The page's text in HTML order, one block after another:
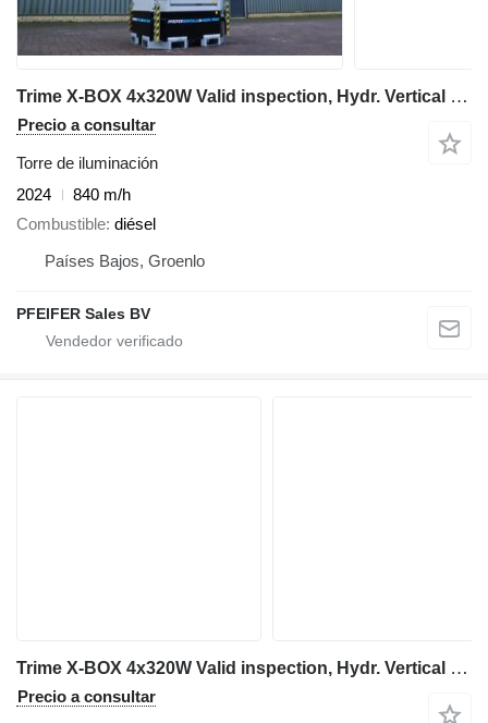
Trime X-BOX 4x320W Valid inspection, Hydr. Vertical towe
Precio a consultar
Torre de iluminación
2024
840 m/h
Combustible diésel
Países Bajos, Groenlo
PFEIFER Sales BV
Trime X-BOX 4x320W Valid inspection, Hydr. Vertical towe
Precio a consultar